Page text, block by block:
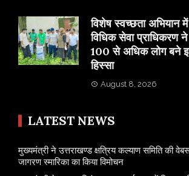
विशेष स्वच्छता अभियान
विधिक सेवा प्राधिकरण ने
100 से अधिक लोग बने
हिस्सा
August 8, 2026
LATEST NEWS
मुख्यमंत्री ने उत्तराखण्ड क्षत्रिय कल्याण समिति की
जागरण स्मारिका का किया विमोचन